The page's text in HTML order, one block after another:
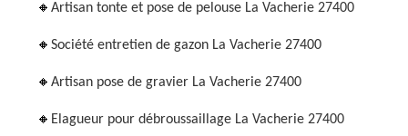
Artisan tonte et pose de pelouse La Vacherie 27400
Société entretien de gazon La Vacherie 27400
Artisan pose de gravier La Vacherie 27400
Elagueur pour débroussaillage La Vacherie 27400